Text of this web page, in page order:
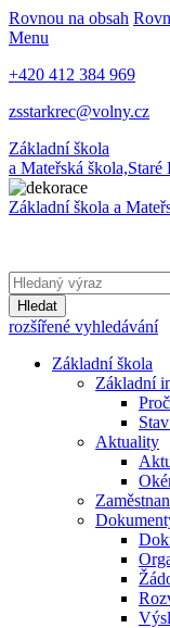
Rovnou na obsah
Menu
+420 412 384 969
zsstarkrec@volny.cz
Základní škola
a Mateřská škola,Staré
Základní škola a
Hledat
rozšířené vyhledávání
Základní škola
Základní
Aktuality